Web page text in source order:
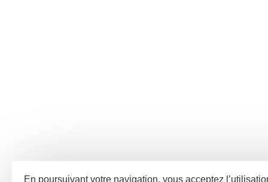
En poursuivant votre navigation, vous acceptez